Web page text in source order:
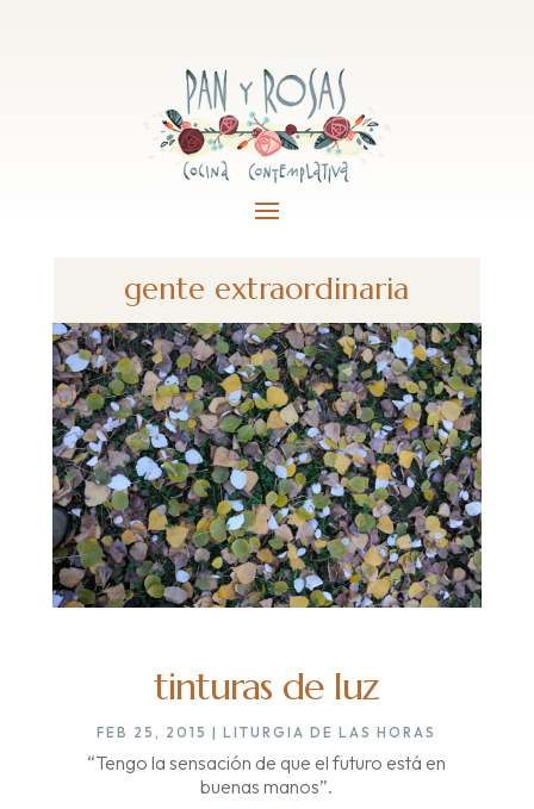
gente extraordinaria
tinturas de luz
FEB 25, 2015 |LITURGIA DE LAS HORAS
“Tengo la sensación de que el futuro está en
buenas manos”.